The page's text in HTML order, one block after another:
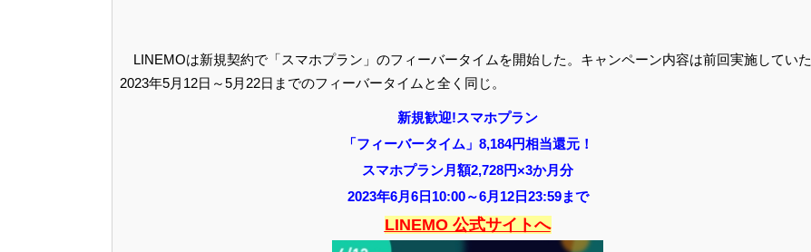
LINEMOは新規契約で「スマホプラン」のフィーバータイムを開始した。キャンペーン内容は前回実施していた
2023年5月12日～5月22日までのフィーバータイムと全く同じ。
新規歓迎!スマホプラン
「フィーバータイム」8,184円相当還元！
スマホプラン月額2,728円×3か月分
2023年6月6日10:00～6月12日23:59まで
LINEMO 公式サイトへ